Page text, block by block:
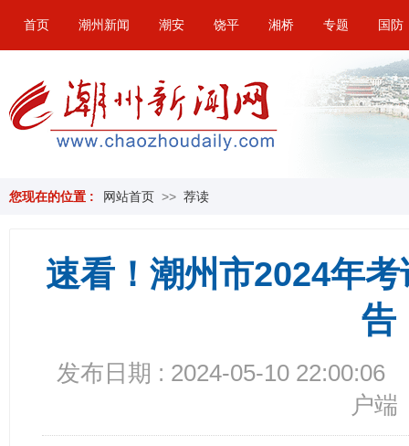
首页 潮州新闻 潮安 饶平 湘桥 专题 国防
您现在的位置 : 网站首页 >> 荐读
速看！潮州市2024年
告
发布日期 : 2024-05-10 22:00:06
户端